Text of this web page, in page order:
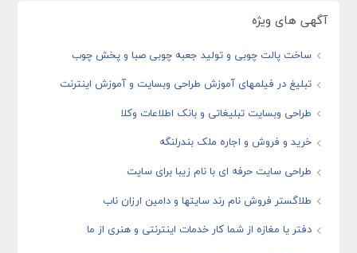
آگهی های ویژه
ساخت پالت چوبی و تولید جعبه چوبی صبا و پخش چوب
تبلیغ در فیلمهای آموزش طراحی وبسایت و آموزش اینترنت
طراحی وبسایت تبلیغاتی و بانک اطلاعات وکلا
خرید و فروش و اجاره ملک بندرلنگه
طراحی سایت حرفه ای با نام زیبا برای سایت
طلاگستر فروش نام رند سایتها و دامین ارزان ناب
دفتر یا مغازه از شما کار خدمات اینترنتی و هنری از ما